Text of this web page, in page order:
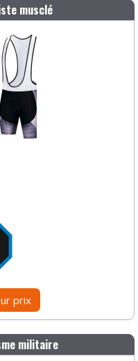
musclé
prix
militaire